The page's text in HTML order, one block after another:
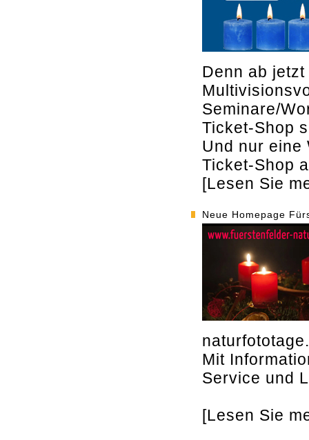
Denn ab
Seminare/
Ticket-Shop
Und nur eine
Ticket-Shop
[Lesen Sie
Neue Homepage
Mit
Service und
[Lesen Sie